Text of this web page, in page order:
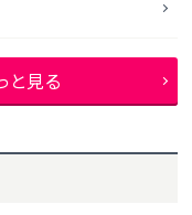
と見る